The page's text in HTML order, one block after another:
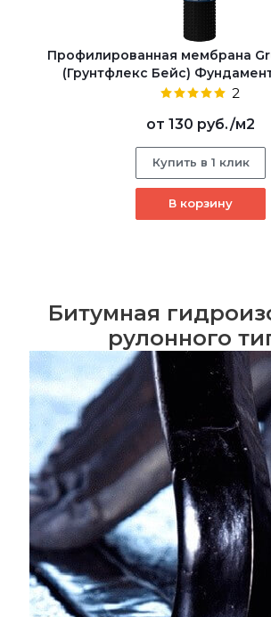
Профилированная мембрана
(Грунтфлекс Бейс)
2
от 130 руб./м2
Купить в 1 клик
В корзину
Битумная
рулонного